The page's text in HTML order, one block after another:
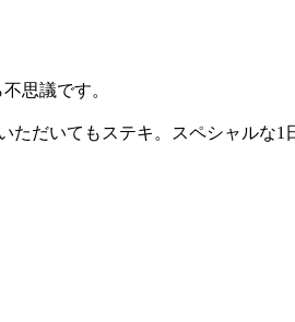
思議です。
だいてもステキ。スペシャルな1